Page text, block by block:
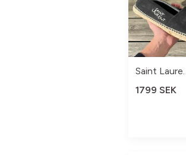
1799 SEK